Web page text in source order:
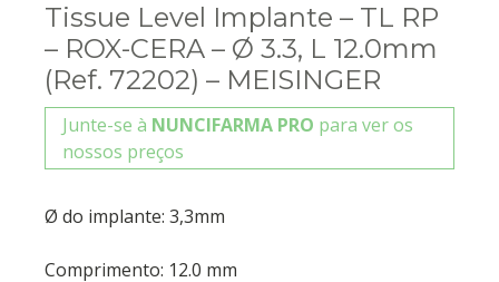
Tissue Level Implante – TL RP
– ROX-CERA – Ø 3.3, L 12.0mm
(Ref. 72202) – MEISINGER
Junte-se à NUNCIFARMA PRO para ver os
nossos preços
Ø do implante: 3,3mm
Comprimento: 12.0 mm